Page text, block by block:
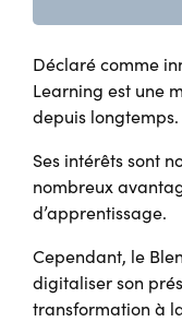
Déclaré comme
Learning est une
depuis longtemps.
Ses intérêts sont
nombreux
d’apprentissage.
Cependant, le
digitaliser son
transformation à